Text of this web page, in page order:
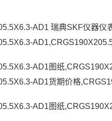
AD1 瑞典SKF仪器仪
AD1图纸
AD1货期价格
AD1图纸